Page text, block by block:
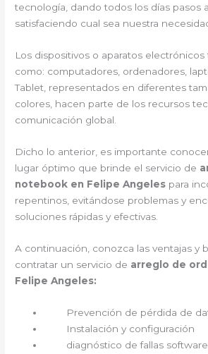
tecnología, dando todos los días pasos
satisfaciendo cual sea nuestra
Los dispositivos o aparatos electrónicos
como: computadores, ordenadores,
Tablet, representados en diferentes
colores, hacen parte de los recursos
comunicación global.
Dicho lo anterior, es importante
lugar óptimo que brinde el servicio de
notebook en Felipe Angeles para
repentinos, evitándose problemas y
soluciones rápidas y efectivas.
A continuación, conozca las ventajas y
contratar un servicio de arreglo de
Felipe Angeles:
Prevención de pérdida de
Instalación y configuración
diagnóstico de fallas software